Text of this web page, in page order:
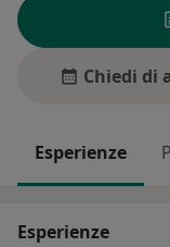
Chiedi di
Esperienze
Esperienze